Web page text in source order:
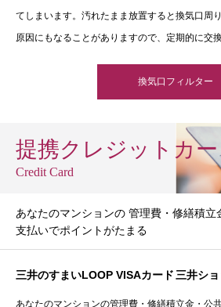
てしまいます。汚れたまま放置すると換気口周
原因にもなることがありますので、定期的に交
換気口フィルター
提携クレジットカー
Credit Card
あなたのマンションの 管理費・修繕積立
支払いでポイントがたまる
三井のすまいLOOP VISAカード 三井シ
あなたのマンションの管理費・修繕積立金・公